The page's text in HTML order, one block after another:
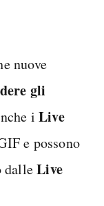
nuove
gli
iLive
e possono
dalleLive